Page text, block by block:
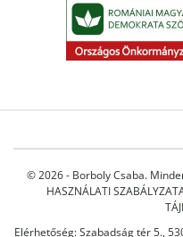
© 2026 - Borboly Csaba.
HASZNÁLATI
Elérhetőség: Szabadság tér 5.,